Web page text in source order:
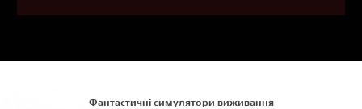
Фантастичні симулятори виживання